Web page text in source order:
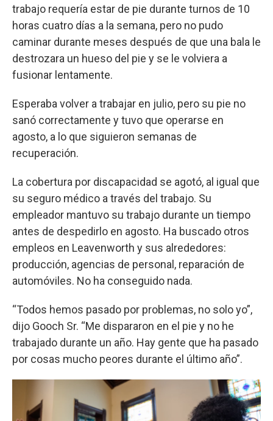
trabajo requería estar de pie durante turnos de 10
horas cuatro días a la semana, pero no pudo
caminar durante meses después de que una bala le
destrozara un hueso del pie y se le volviera a
fusionar lentamente.
Esperaba volver a trabajar en julio, pero su pie no
sanó correctamente y tuvo que operarse en
agosto, a lo que siguieron semanas de
recuperación.
La cobertura por discapacidad se agotó, al igual que
su seguro médico a través del trabajo. Su
empleador mantuvo su trabajo durante un tiempo
antes de despedirlo en agosto. Ha buscado otros
empleos en Leavenworth y sus alrededores:
producción, agencias de personal, reparación de
automóviles. No ha conseguido nada.
“Todos hemos pasado por problemas, no solo yo”,
dijo Gooch Sr. “Me dispararon en el pie y no he
trabajado durante un año. Hay gente que ha pasado
por cosas mucho peores durante el último año”.